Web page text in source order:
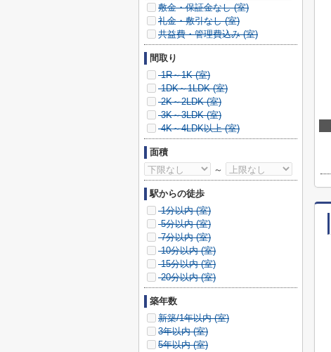
敷金・保証金なし (室)
礼金・敷引なし (室)
共益費・管理費込み (室)
間取り
1R～1K (室)
1DK～1LDK (室)
2K～2LDK (室)
3K～3LDK (室)
4K～4LDK以上 (室)
面積
～
駅からの徒歩
1分以内 (室)
5分以内 (室)
7分以内 (室)
10分以内 (室)
15分以内 (室)
20分以内 (室)
築年数
新築/1年以内 (室)
3年以内 (室)
5年以内 (室)